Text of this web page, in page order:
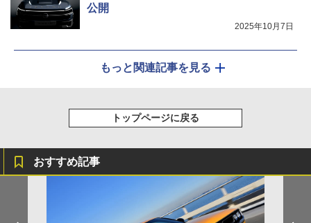
公開
2025年10月7日
もっと関連記事を見る
トップページに戻る
おすすめ記事